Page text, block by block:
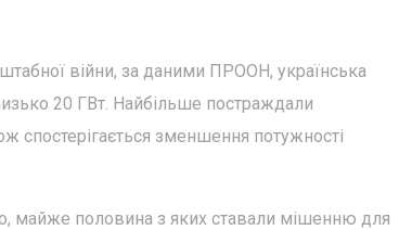
війни, за даними ПРООН, українська
20 ГВт. Найбільше постраждали
спостерігається зменшення потужності
майже половина з яких ставали мішенню для